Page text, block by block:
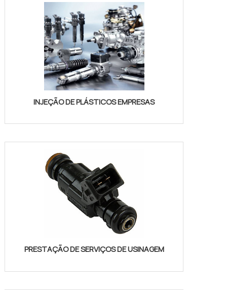
INJEÇÃO DE PLÁSTICOS EMPRESAS
PRESTAÇÃO DE SERVIÇOS DE USINAGEM